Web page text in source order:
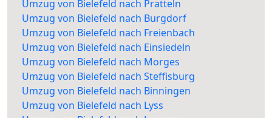
Umzug von Bielefeld nach Pratteln
Umzug von Bielefeld nach Burgdorf
Umzug von Bielefeld nach Freienbach
Umzug von Bielefeld nach Einsiedeln
Umzug von Bielefeld nach Morges
Umzug von Bielefeld nach Steffisburg
Umzug von Bielefeld nach Binningen
Umzug von Bielefeld nach Lyss